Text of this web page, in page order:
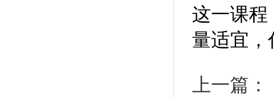
这一课程
量适宜，
上一篇：